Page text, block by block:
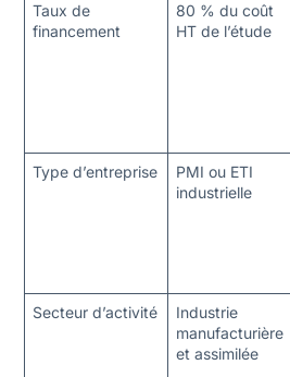
Taux de
financement
80 % du coût
HT de l’étude
Type d’entreprise
PMI ou ETI
industrielle
Secteur d’activité
Industrie
manufacturière
et assimilée